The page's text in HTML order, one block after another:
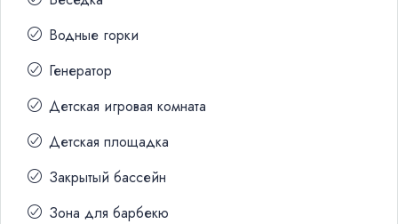
Водные горки
Генератор
Детская игровая комната
Детская площадка
Закрытый бассейн
Зона для барбекю